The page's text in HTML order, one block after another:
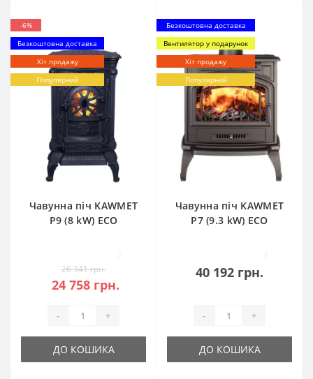
-6%
Безкоштовна доставка
Хіт продажу
Популярний
Чавунна піч KAWMET
P9 (8 kW) ECO
26 341 грн.
24 758 грн.
- +
ДО КОШИКА
Безкоштовна доставка
Вентилятор у подарунок
Хіт продажу
Популярний
Чавунна піч KAWMET
P7 (9.3 kW) ECO
40 192 грн.
- +
ДО КОШИКА